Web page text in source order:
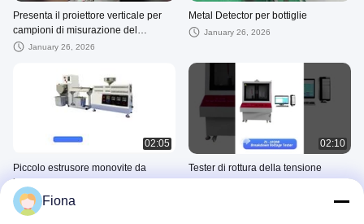
Presenta il proiettore verticale per
campioni di misurazione del
proiettore per te
January 26, 2026
Metal Detector per bottiglie
January 26, 2026
02:05
Piccolo estrusore monovite da
laboratorio
December 24, 2025
02:10
Tester di rottura della tensione
Fiona